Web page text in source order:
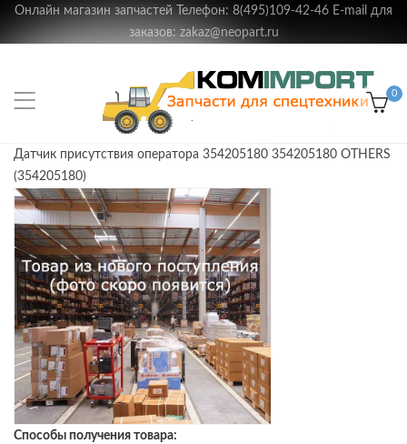
Онлайн магазин запчастей Телефон: 8(495)109-42-46 E-mail для
заказов: zakaz@neopart.ru
0
Датчик присутствия оператора 354205180 354205180 OTHERS
(354205180)
Способы получения товара: